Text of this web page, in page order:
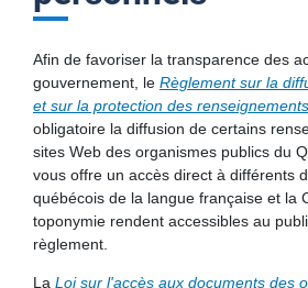
Salle de presse
Accès à l’information et protection
personnels
Documents liés à une demande
Frais et dépenses de l’organisme
Loi, règlements, politiques et autres
Déclaration de services aux citoyennes
Allègement réglementaire et
Afin de favoriser la transparence des
gouvernement, le Règlement sur la
et sur la protection des
obligatoire la diffusion de certains
sites Web des organismes publics du
vous offre un accès direct à différents
québécois de la langue française et la
toponymie rendent accessibles au
règlement.
La Loi sur l'accès aux documents des